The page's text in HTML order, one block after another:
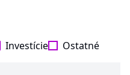
Investície Ostatné